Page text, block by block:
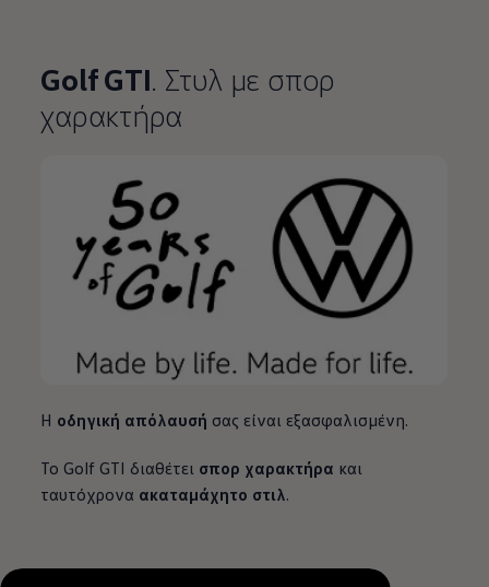
Golf GTI. Στυλ με σπορ
χαρακτήρα
Η οδηγική απόλαυσή σας είναι εξασφαλισμένη.
Το Golf GTI διαθέτει σπορ χαρακτήρα και
ταυτόχρονα ακαταμάχητο στιλ.